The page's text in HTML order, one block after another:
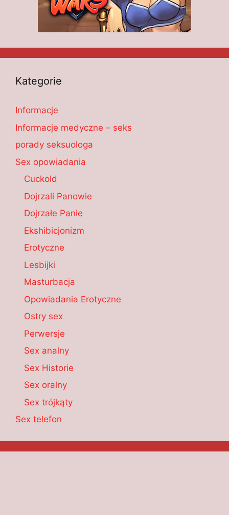
Kategorie
Informacje
Informacje medyczne – seks
porady seksuologa
Sex opowiadania
Cuckold
Dojrzali Panowie
Dojrzałe Panie
Ekshibicjonizm
Erotyczne
Lesbijki
Masturbacja
Opowiadania Erotyczne
Ostry sex
Perwersje
Sex analny
Sex Historie
Sex oralny
Sex trójkąty
Sex telefon